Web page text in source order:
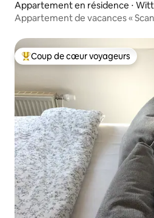
Appartement en résidence ⋅
Appartement de vacances «
Coups de cœur voyageurs les
Coup de cœur voyageurs